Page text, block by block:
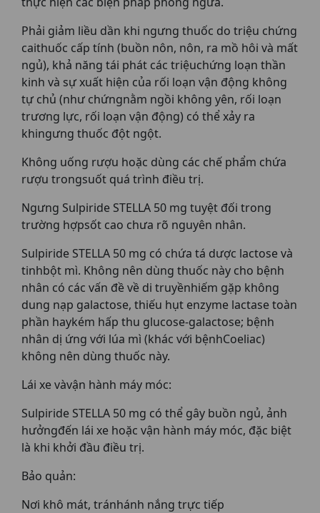
Phải giảm liều dần khi ngưng thuốc do triệu chứng
caithuốc cấp tính (buồn nôn, nôn, ra mồ hôi và mất
ngủ), khả năng tái phát các triệuchứng loạn thần
kinh và sự xuất hiện của rối loạn vận động không
tự chủ (như chứngnằm ngồi không yên, rối loạn
trương lực, rối loạn vận động) có thể xảy ra
khingưng thuốc đột ngột.
Không uống rượu hoặc dùng các chế phẩm chứa
rượu trongsuốt quá trình điều trị.
Ngưng Sulpiride STELLA 50 mg tuyệt đối trong
trường hợpsốt cao chưa rõ nguyên nhân.
Sulpiride STELLA 50 mg có chứa tá dược lactose và
tinhbột mì. Không nên dùng thuốc này cho bệnh
nhân có các vấn đề về di truyềnhiếm gặp không
dung nạp galactose, thiếu hụt enzyme lactase toàn
phần haykém hấp thu glucose-galactose; bệnh
nhân dị ứng với lúa mì (khác với bệnhCoeliac)
không nên dùng thuốc này.
Lái xe vàvận hành máy móc:
Sulpiride STELLA 50 mg có thể gây buồn ngủ, ảnh
hưởngđến lái xe hoặc vận hành máy móc, đặc biệt
là khi khởi đầu điều trị.
Bảo quản:
Nơi khô mát, tránhánh nắng trực tiếp